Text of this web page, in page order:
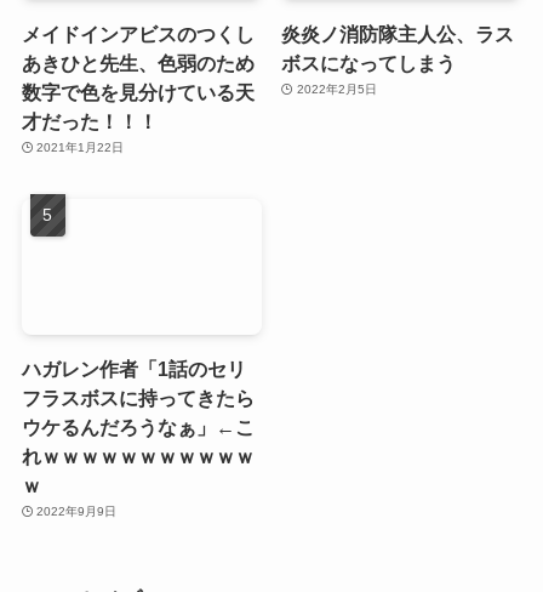
メイドインアビスのつくし
あきひと先生、色弱のため
数字で色を見分けている天
才だった！！！
2021年1月22日
炎炎ノ消防隊主人公、ラス
ボスになってしまう
2022年2月5日
ハガレン作者「1話のセリ
フラスボスに持ってきたら
ウケるんだろうなぁ」←こ
れｗｗｗｗｗｗｗｗｗｗｗ
ｗ
2022年9月9日